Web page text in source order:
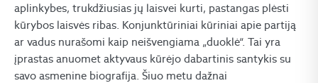
aplinkybes, trukdžiusias jų laisvei kurti, pastangas plėsti
kūrybos laisvės ribas. Konjunktūriniai kūriniai apie partiją
ar vadus nurašomi kaip neišvengiama „duoklė“. Tai yra
įprastas anuomet aktyvaus kūrėjo dabartinis santykis su
savo asmenine biografija. Šiuo metu dažnai